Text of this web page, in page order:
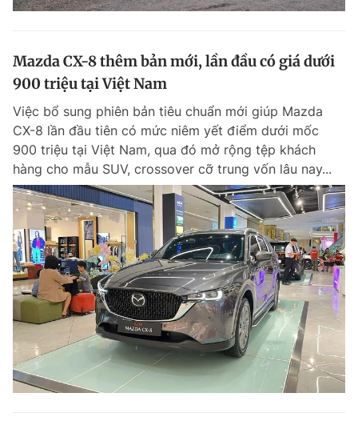
Mazda CX-8 thêm bản mới, lần đầu có giá dưới
900 triệu tại Việt Nam
Việc bổ sung phiên bản tiêu chuẩn mới giúp Mazda
CX-8 lần đầu tiên có mức niêm yết điểm dưới mốc
900 triệu tại Việt Nam, qua đó mở rộng tệp khách
hàng cho mẫu SUV, crossover cỡ trung vốn lâu nay...